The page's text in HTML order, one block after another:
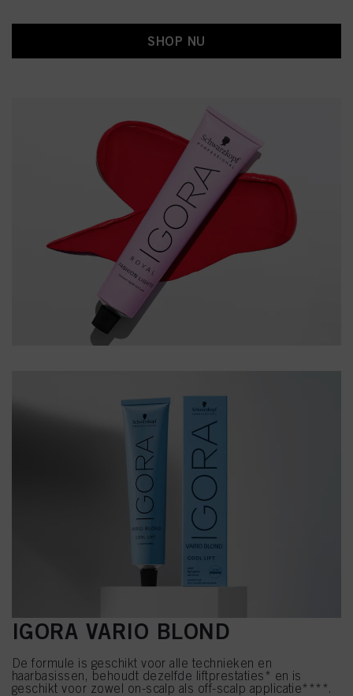
SHOP NU
IGORA VARIO BLOND
De formule is geschikt voor alle technieken en
haarbasissen, behoudt dezelfde liftprestaties* en is
geschikt voor zowel on-scalp als off-scalp applicatie****.